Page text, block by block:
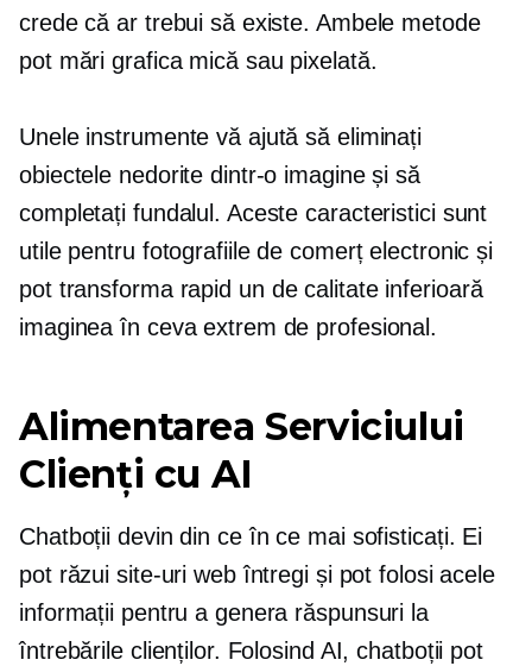
crede că ar trebui să existe. Ambele metode
pot mări grafica mică sau pixelată.
Unele instrumente vă ajută să eliminați
obiectele nedorite dintr-o imagine și să
completați fundalul. Aceste caracteristici sunt
utile pentru fotografiile de comerț electronic și
pot transforma rapid un de calitate inferioară
imaginea în ceva extrem de profesional.
Alimentarea Serviciului
Clienți cu AI
Chatboții devin din ce în ce mai sofisticați. Ei
pot răzui site-uri web întregi și pot folosi acele
informații pentru a genera răspunsuri la
întrebările clienților. Folosind AI, chatboții pot